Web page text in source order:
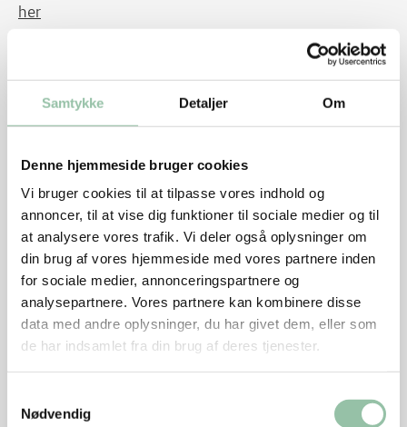
Samtykke Detaljer Om
Denne hjemmeside bruger cookies
Vi bruger cookies til at tilpasse vores indhold og
annoncer, til at vise dig funktioner til sociale medier og til
at analysere vores trafik. Vi deler også oplysninger om
din brug af vores hjemmeside med vores partnere inden
for sociale medier, annonceringspartnere og
analysepartnere. Vores partnere kan kombinere disse
data med andre oplysninger, du har givet dem, eller som
de har indsamlet fra din brug af deres tjenester.
Nødvendig
her
Frilandsgrise fødes i hytter på marken og går sammen
med soen i mindst 5 uger, inden de kommer på stald.
I stalden har de halm og adgang til et udendørsareal.
Racerne er de samme som i almindelig
svineproduktion. Frilandsgrise får det samme foder
som almindelige grise, men de skal også have
grovfoder. Kød fra frilandsgrise er anbefalet af
Dyrenes Beskyttelse. Frilandsgrise er ikke
nødvendigvis økologiske. De kan både være
økologiske frilandsgrise og ikke-økologiske. Læs mere
om frilandsgris
Specialgrise